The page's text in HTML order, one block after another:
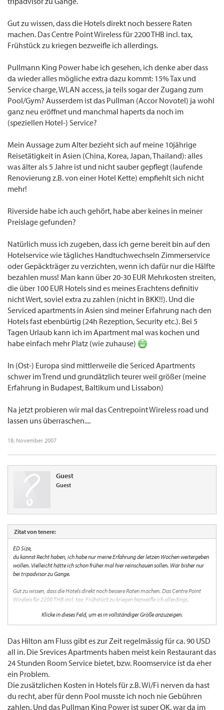
Gut zu wissen, dass die Hotels direkt noch bessere Raten
machen. Das Centre Point Wireless für 2200 THB incl. tax,
Frühstück zu kriegen bezweifle ich allerdings.
Pullmann King Power habe ich gesehen, ich denke aber dass
da wieder alles mögliche extra dazu kommt: 15% Tax und
Service charge, WLAN access, ja teils sogar der Zugang zum
Pool/Gym? Ausserdem ist das Pullman (Accor Novotel) ja wohl
ganz neu eröffnet und manchmal haperts da noch im
(speziellen Hotel-) Service?
Mein Aussage zum Alter bezieht sich auf meine 10jährige
Reisetätigkeit in Asien (China, Korea, Japan, Thailand): alles
was älter als 5 Jahre ist und nicht sauber gepflegt (laufende
Renovierung z.B. von einer Hotel Kette) empfiehlt sich nicht
mehr!
Riverside habe ich auch gehört, habe aber keines in meiner
Preislage gefunden?
Natürlich muss ich zugeben, dass ich gerne bereit bin auf den
Hotelservice wie tägliches Handtuchwechseln Zimmerservice
oder Gepäckträger zu verzichten, wenn ich dafür nur die Hälfte
bezahlen muss! Man kann über 20-30 EUR Mehrkosten streiten,
die über 100 EUR Hotels sind es meines Erachtens definitiv
nicht Wert, soviel extra zu zahlen (nicht in BKK!!). Und die
Serviced apartments in Asien sind meiner Erfahrung nach den
Hotels fast ebenbürtig (24h Rezeption, Security etc.). Bei 5
Tagen Urlaub kann ich im Apartment mal was kochen und
habe einfach mehr Platz (wie zuhause)
In (Ost-) Europa sind mittlerweile die Sericed Apartments
schwer im Trend und grundätzlich teurer weil größer (meine
Erfahrung in Budapest, Baltikum und Lissabon)
Na jetzt probieren wir mal das Centrepoint Wireless road und
lassen uns überraschen....
18. November 2007
Guest
Guest
Zitat von tenere:
ED Size,
du kannst Recht haben, ich habe nur meine Erfahrung der letzen Wochen weitergeben
wollen. Vielleicht hätte ich schon früher mal hier reinschauen sollen. War bisher nur
bei tripadvisor zu Gange.
Gut zu wissen, dass die Hotels direkt noch bessere Raten machen. Das Centre Point
Wireless für 2200 THB incl. tax, Frühstück zu kriegen bezweifle ich allerdings.
Pullmann King Power habe ich gesehen, ich denke aber dass da wieder alles mögliche
extra dazu kommt: 15% Tax und Service charge, WLAN access, ja teils sogar der
eröffnet und manchmal haperts da noch im (speziellen Hotel-) Service?
Mein Aussage zum Alter bezieht sich auf meine 10jährige Reisetätigkeit in Asien
(China, Korea, Japan, Thailand): alles was älter als 5 Jahre ist und nicht sauber
gepflegt (laufende Renovierung z.B. von einer Hotel Kette) empfiehlt sich nicht mehr!
Riverside habe ich auch gehört, habe aber keines in meiner Preislage gefunden?
Klicke in dieses Feld, um es in vollständiger Größe anzuzeigen.
Das Hilton am Fluss gibt es zur Zeit regelmässig für ca. 90 USD
all in. Die Srevices Apartments haben meist kein Restaurant das
24 Stunden Room Service bietet, bzw. Roomservice ist da eher
ein Problem.
Die zusätzlichen Kosten in Hotels für z.B. Wi/Fi nerven da hast
du recht, aber für denn Pool musste ich noch nie Gebühren
zahlen. Und das Pullman King Power ist super OK, war da im